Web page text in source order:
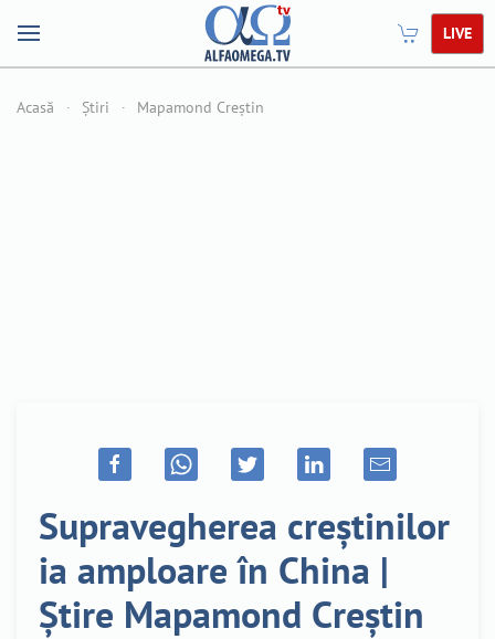
LIVE
Acasă Știri Mapamond Creștin
Supravegherea creștinilor
ia amploare în China |
Știre Mapamond Creștin